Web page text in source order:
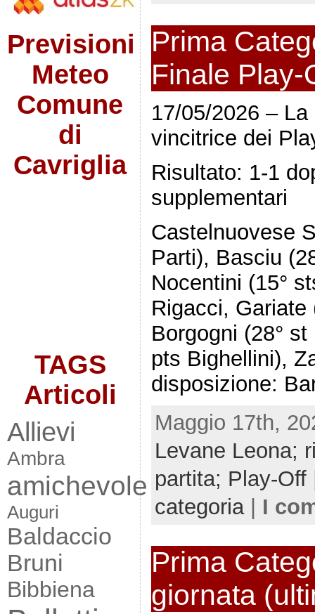
Previsioni
Meteo
Comune
di
Cavriglia
TAGS
Articoli
Allievi
Ambra
amichevole
Auguri
Baldaccio
Bruni
Bibbiena
Prima
Finale Play-
17/05/2026 –
vincitrice dei
Risultato: 1-1
supplementari
Castelnuovese
Parti), Basciu
Nocentini (15°
Rigacci, Gariate
Borgogni (28°
pts Bighellini),
disposizione:
Maggio 17th,
Levane Leona;
partita; Play-Off
categoria| I
Prima
giornata